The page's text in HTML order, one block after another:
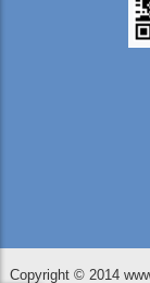
Copyright © 2014